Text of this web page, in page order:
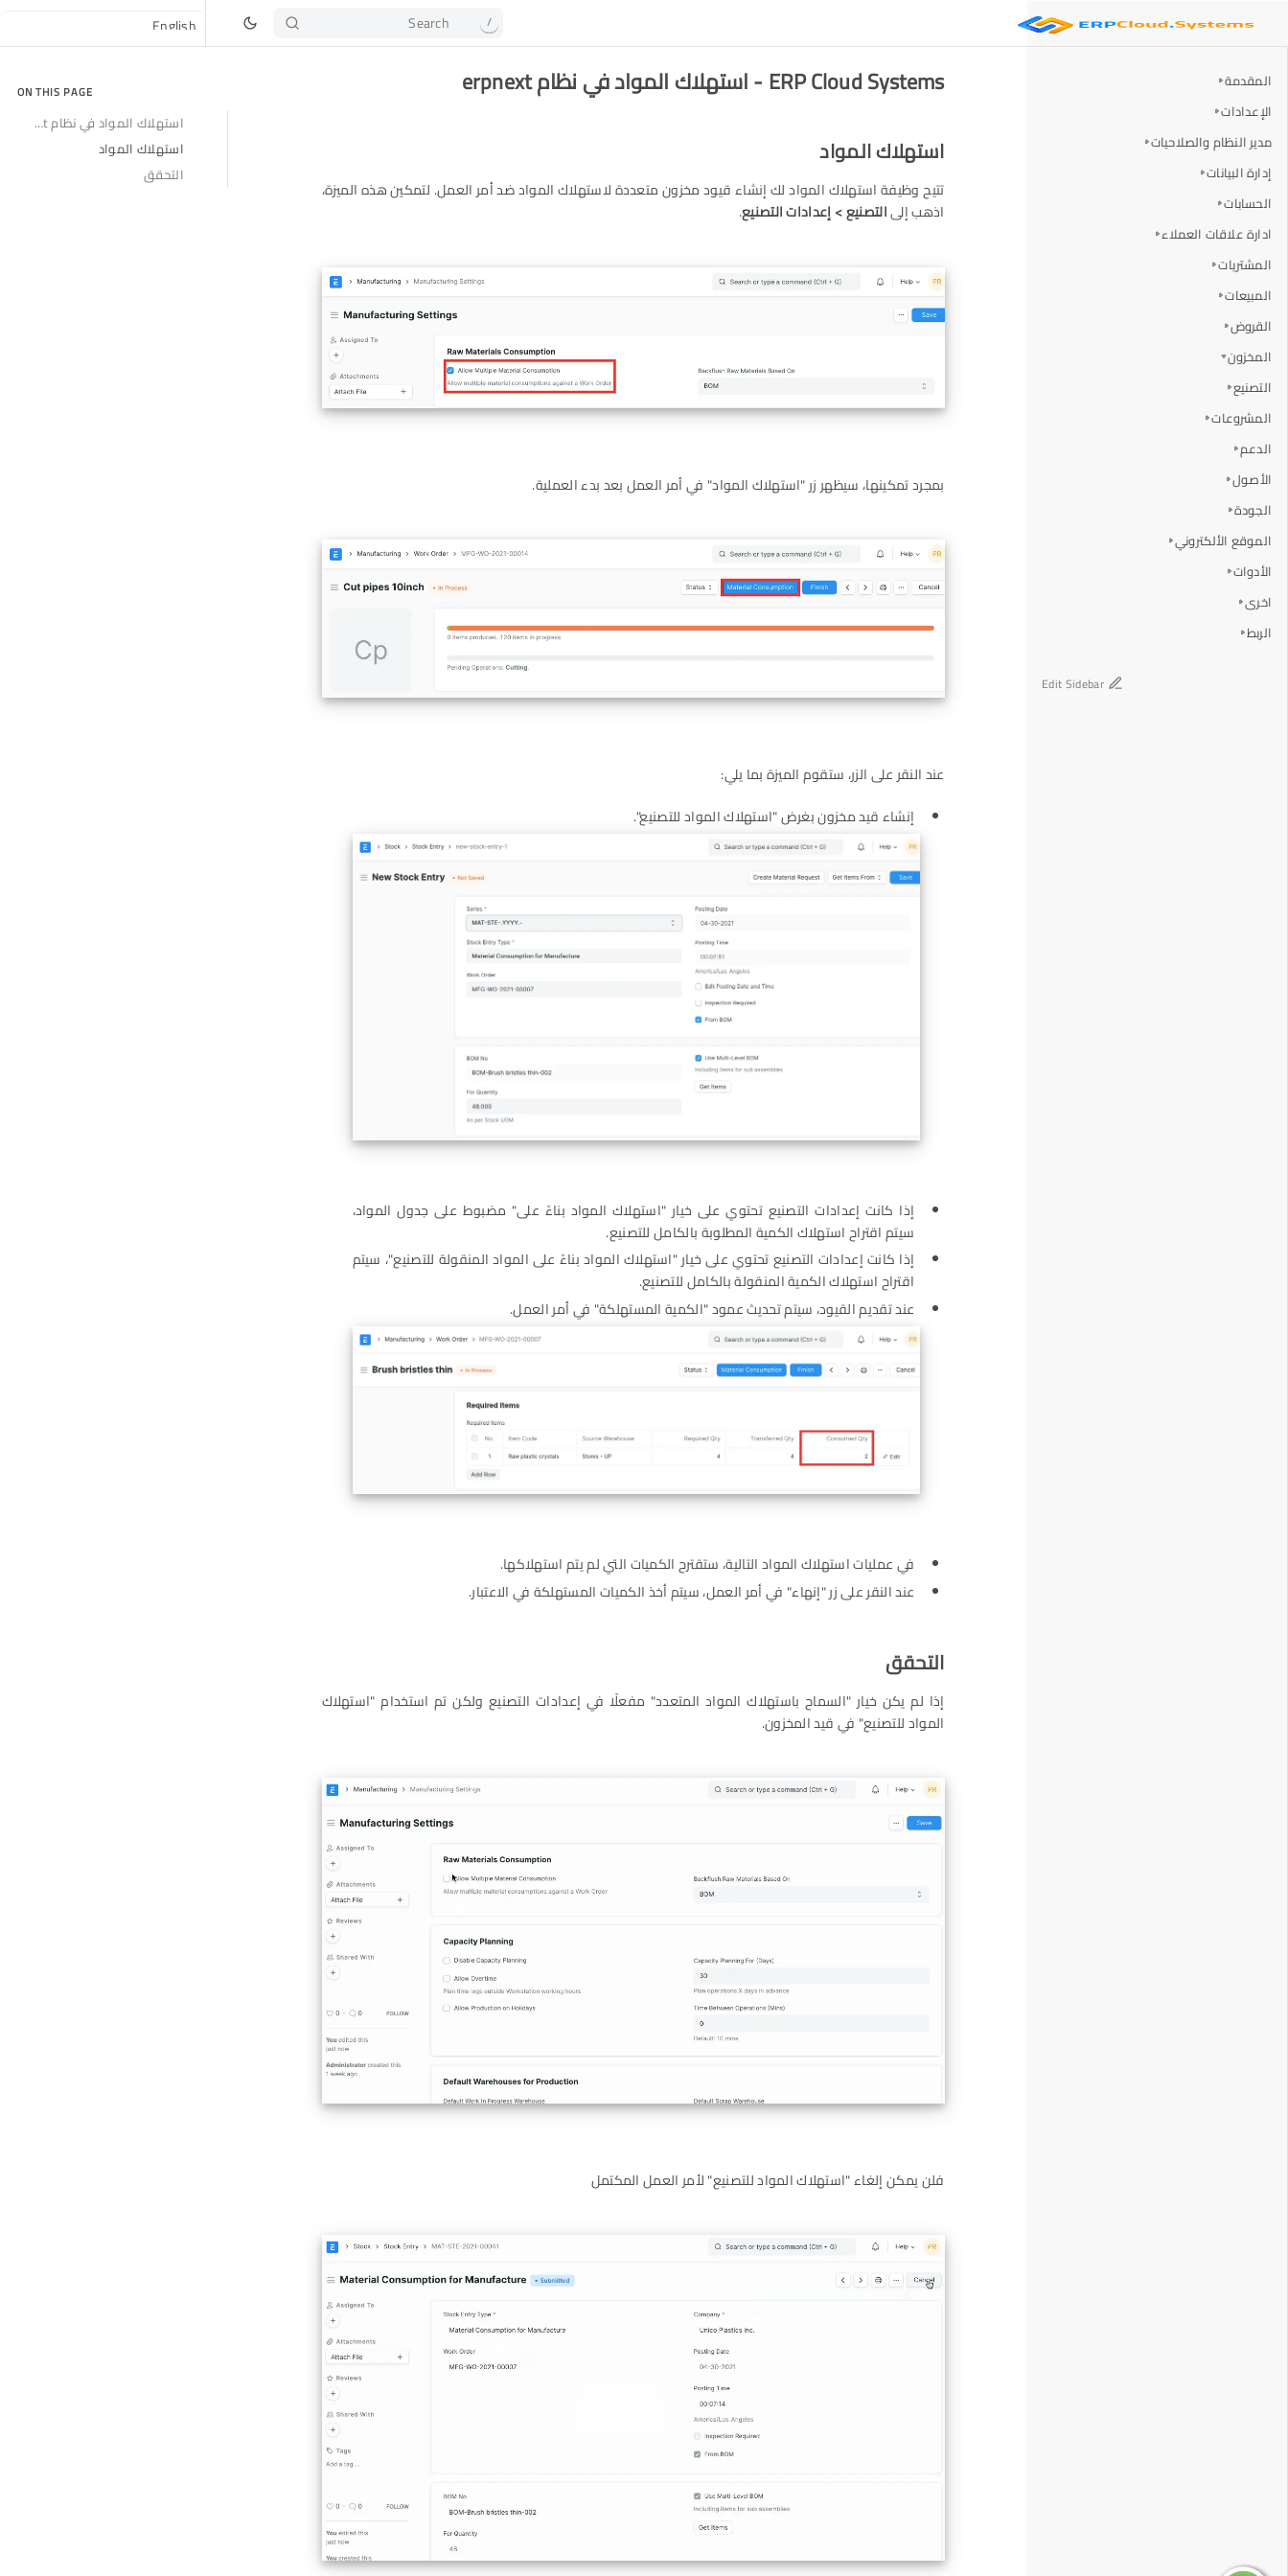
Search /
المقدمة
الإعدادات
مدير النظام والصلاحيات
إدارة البيانات
الحسابات
ادارة علاقات العملاء
المشتريات
المبيعات
القروض
المخزون
التصنيع
المشروعات
الدعم
الأصول
الجودة
الموقع الألكتروني
الأدوات
اخرى
الربط
Edit Sidebar
ERP Cloud Systems - استهلاك المواد في نظام erpnext
استهلاك المواد
تتيح وظيفة استهلاك المواد لك إنشاء قيود مخزون متعددة لاستهلاك المواد ضد أمر العمل. لتمكين هذه الميزة،
اذهب إلىالتصنيع > إعدادات التصنيع.
بمجرد تمكينها، سيظهر زر "استهلاك المواد" في أمر العمل بعد بدء العملية.
عند النقر على الزر، ستقوم الميزة بما يلي:
إنشاء قيد مخزون بغرض "استهلاك المواد للتصنيع".
إذا كانت إعدادات التصنيع تحتوي على خيار "استهلاك المواد بناءً على" مضبوط على جدول المواد،
سيتم اقتراح استهلاك الكمية المطلوبة بالكامل للتصنيع.
إذا كانت إعدادات التصنيع تحتوي على خيار "استهلاك المواد بناءً على المواد المنقولة للتصنيع"، سيتم
اقتراح استهلاك الكمية المنقولة بالكامل للتصنيع.
عند تقديم القيود، سيتم تحديث عمود "الكمية المستهلكة" في أمر العمل.
في عمليات استهلاك المواد التالية، ستقترح الكميات التي لم يتم استهلاكها.
عند النقر على زر "إنهاء" في أمر العمل، سيتم أخذ الكميات المستهلكة في الاعتبار.
التحقق
إذا لم يكن خيار "السماح باستهلاك المواد المتعدد" مفعلًا في إعدادات التصنيع ولكن تم استخدام "استهلاك
المواد للتصنيع" في قيد المخزون.
فلن يمكن إلغاء "استهلاك المواد للتصنيع" لأمر العمل المكتمل
ON THIS PAGE
استهلاك المواد في نظام erpnext
استهلاك المواد
التحقق